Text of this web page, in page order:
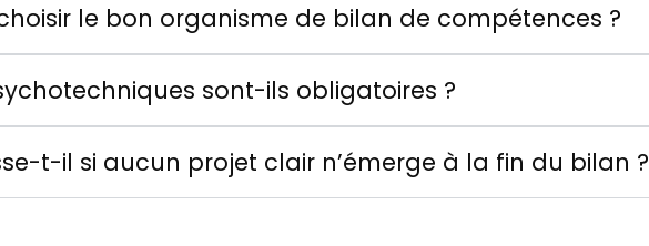
le bon organisme de bilan de compétences ?
sont-ils obligatoires ?
t-il si aucun projet clair n’émerge à la fin du bilan ?